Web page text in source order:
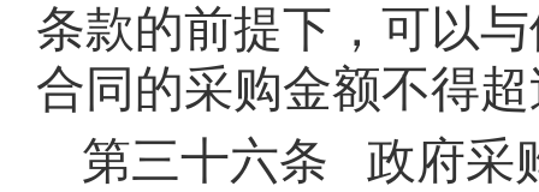
条款的前提下，可以
合同的采购金额不得
第三十六条 政府采